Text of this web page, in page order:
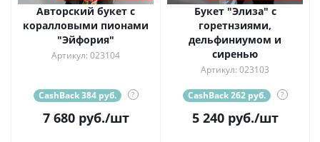
Авторский букет с
коралловыми пионами
"Эйфория"
Артикул: 023104
CashBack 384 руб. ?
7 680руб./шт
Букет "Элиза" с
горетнзиями,
дельфиниумом и
сиренью
Артикул: 023103
CashBack 262 руб. ?
5 240руб./шт